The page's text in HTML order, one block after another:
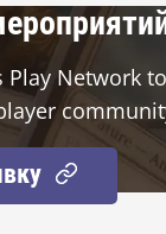
Play Network